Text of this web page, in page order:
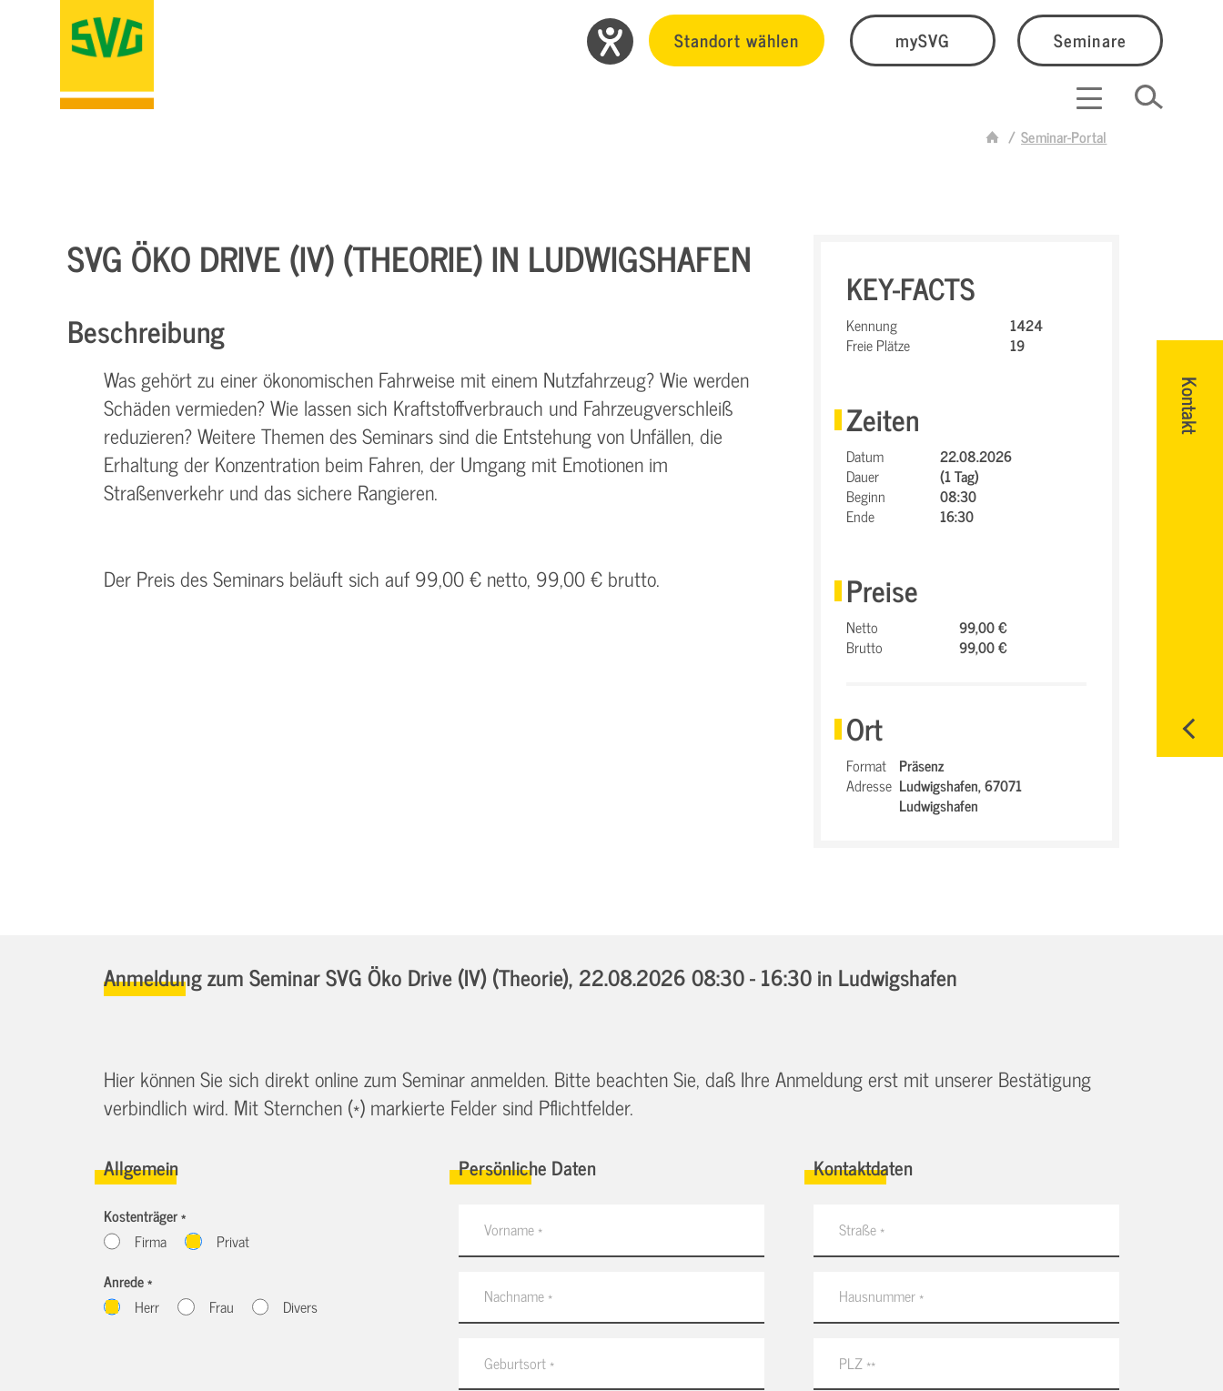
Standort wählen mySVG Seminare
Seminar-Portal
Kontakt
SVG ÖKO DRIVE (IV) (THEORIE) IN LUDWIGSHAFEN
Beschreibung
Was gehört zu einer ökonomischen Fahrweise mit einem Nutzfahrzeug? Wie werden
Schäden vermieden? Wie lassen sich Kraftstoffverbrauch und Fahrzeugverschleiß
reduzieren? Weitere Themen des Seminars sind die Entstehung von Unfällen, die
Erhaltung der Konzentration beim Fahren, der Umgang mit Emotionen im
Straßenverkehr und das sichere Rangieren.
Der Preis des Seminars beläuft sich auf 99,00 € netto, 99,00 € brutto.
KEY-FACTS
Kennung
1424
Freie Plätze
19
Zeiten
Datum
22.08.2026
Dauer
(1 Tag)
Beginn
08:30
Ende
16:30
Preise
Netto
99,00 €
Brutto
99,00 €
Ort
Format Präsenz
Adresse Ludwigshafen,67071
Ludwigshafen
Anmeldung zum Seminar SVG Öko Drive (IV) (Theorie), 22.08.2026 08:30 - 16:30in Ludwigshafen
Hier können Sie sich direkt online zum Seminar anmelden. Bitte beachten Sie, daß Ihre Anmeldung erst mit unserer Bestätigung
verbindlich wird. Mit Sternchen (*) markierte Felder sind Pflichtfelder.
Allgemein
Kostenträger *
Firma
Privat
Anrede *
Herr
Frau Divers
Persönliche Daten Kontaktdaten